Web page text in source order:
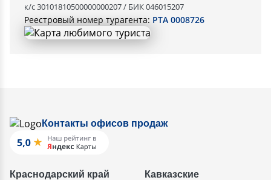
к/с 30101810500000000207 / БИК 046015207
Реестровый номер турагента: РТА 0008726
Контакты офисов продаж
Краснодарский край
Кавказские